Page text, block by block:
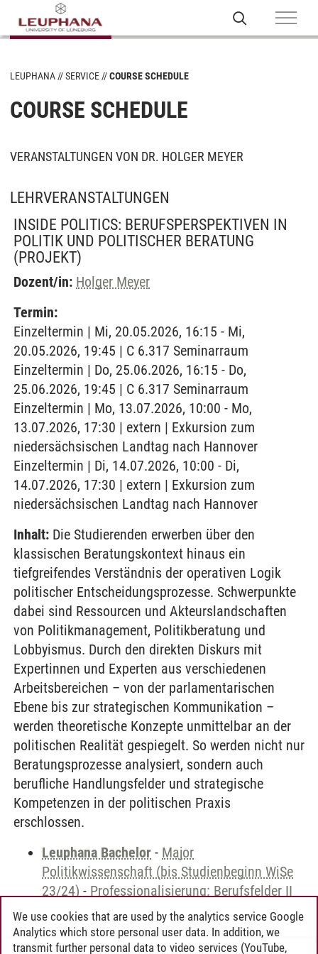
LEUPHANA SERVICE COURSE SCHEDULE
COURSE SCHEDULE
VERANSTALTUNGEN VON DR. HOLGER MEYER
LEHRVERANSTALTUNGEN
INSIDE POLITICS: BERUFSPERSPEKTIVEN IN
POLITIK UND POLITISCHER BERATUNG
(PROJEKT)
Dozent/in: Holger Meyer
Termin:
Einzeltermin | Mi, 20.05.2026, 16:15 - Mi,
20.05.2026, 19:45 | C 6.317 Seminarraum
Einzeltermin | Do, 25.06.2026, 16:15 - Do,
25.06.2026, 19:45 | C 6.317 Seminarraum
Einzeltermin | Mo, 13.07.2026, 10:00 - Mo,
13.07.2026, 17:30 | extern | Exkursion zum
niedersächsischen Landtag nach Hannover
Einzeltermin | Di, 14.07.2026, 10:00 - Di,
14.07.2026, 17:30 | extern | Exkursion zum
niedersächsischen Landtag nach Hannover
Inhalt: Die Studierenden erwerben über den
klassischen Beratungskontext hinaus ein
tiefgreifendes Verständnis der operativen Logik
politischer Entscheidungsprozesse. Schwerpunkte
dabei sind Ressourcen und Akteurslandschaften
von Politikmanagement, Politikberatung und
Lobbyismus. Durch den direkten Diskurs mit
Expertinnen und Experten aus verschiedenen
Arbeitsbereichen – von der parlamentarischen
Ebene bis zur strategischen Kommunikation –
werden theoretische Konzepte unmittelbar an der
politischen Realität gespiegelt. So werden nicht nur
Beratungsprozesse analysiert, sondern auch
berufliche Handlungsfelder und strategische
Kompetenzen in der politischen Praxis
erschlossen.
Leuphana Bachelor - Major
Politikwissenschaft (bis Studienbeginn WiSe
23/24) - Professionalisierung: Berufsfelder II
We use cookies that are used by the analytics service Google
Analytics which store personal user data. In addition, we
transmit further personal data to video services (YouTube,